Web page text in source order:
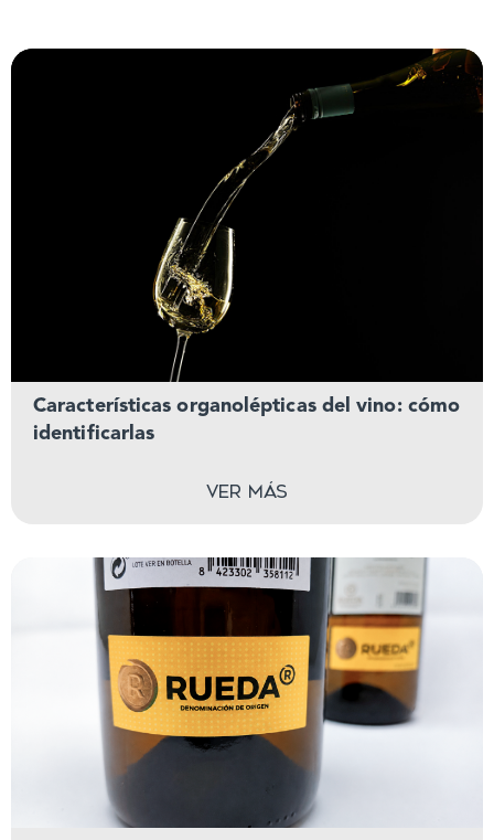
Características organolépticas del vino: cómo
identificarlas
Ver más